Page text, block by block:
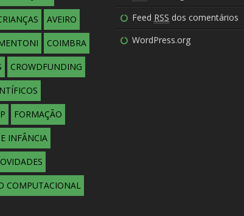
AVEIRO
COIMBRA
CROWDFUNDING
FORMAÇÃO
INFÂNCIA
COMPUTACIONAL
Feed RSS dos comentários
WordPress.org